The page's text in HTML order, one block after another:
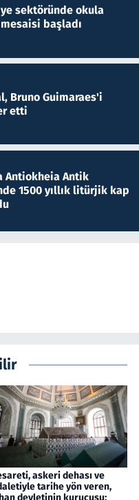
sektöründe okula
başladı
Bruno Guimaraes'i
etti
Antiokheia Antik
1500 yıllık litürjik kap
askeri dehası ve
tarihe yön veren,
devletinin kurucusu: